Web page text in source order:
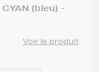
(bleu) -
Voir le produit